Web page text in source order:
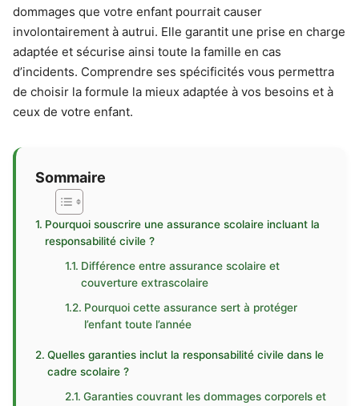
dommages que votre enfant pourrait causer
involontairement à autrui. Elle garantit une prise en charge
adaptée et sécurise ainsi toute la famille en cas
d’incidents. Comprendre ses spécificités vous permettra
de choisir la formule la mieux adaptée à vos besoins et à
ceux de votre enfant.
Sommaire
Pourquoi souscrire une assurance scolaire incluant la
responsabilité civile ?
Différence entre assurance scolaire et
couverture extrascolaire
Pourquoi cette assurance sert à protéger
l’enfant toute l’année
Quelles garanties inclut la responsabilité civile dans le
cadre scolaire ?
Garanties couvrant les dommages corporels et